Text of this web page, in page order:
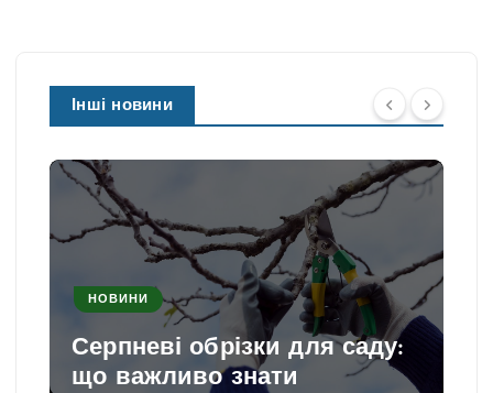
Інші новини
НОВИНИ
Серпневі обрізки для саду:
що важливо знати